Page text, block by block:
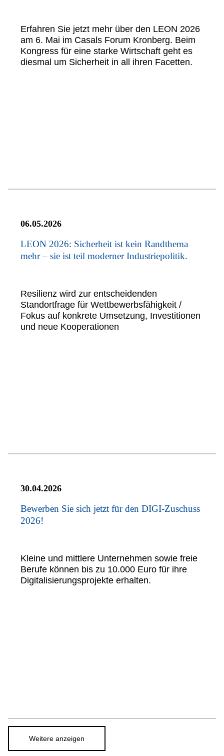
Erfahren Sie jetzt mehr über den LEON 2026
am 6. Mai im Casals Forum Kronberg. Beim
Kongress für eine starke Wirtschaft geht es
diesmal um Sicherheit in all ihren Facetten.
06.05.2026
LEON 2026: Sicherheit ist kein Randthema
mehr – sie ist teil moderner Industriepolitik.
Resilienz wird zur entscheidenden
Standortfrage für Wettbewerbsfähigkeit /
Fokus auf konkrete Umsetzung, Investitionen
und neue Kooperationen
30.04.2026
Bewerben Sie sich jetzt für den DIGI-Zuschuss
2026!
Kleine und mittlere Unternehmen sowie freie
Berufe können bis zu 10.000 Euro für ihre
Digitalisierungsprojekte erhalten.
Weitere anzeigen